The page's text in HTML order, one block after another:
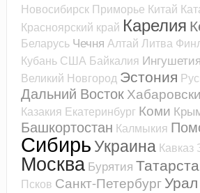
Новосибирск Приморье Китай
Красноярский край Карелия
Беларусь Чечня Алтай Литва
Кубань США Байкалия Ингушетия
Великий Новгород Эстония
Дальний Восток
Казакия Екатеринбург Коми
Башкортостан Калмыкия
СибирьУкраина Кавказ
Москва Бурятия
Псков Санкт-Петербург Урал